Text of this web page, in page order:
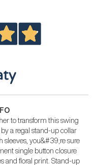
to transform this swing
a regal stand-up collar
sleeves, you&#39;re sure
single button closure
and floral print. Stand-up